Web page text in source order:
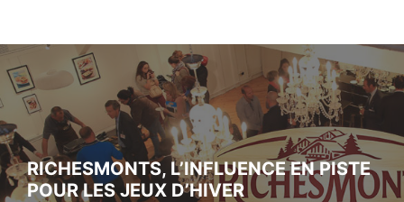
RICHESMONTS, L’INFLUENCE EN PISTE
POUR LES JEUX D’HIVER